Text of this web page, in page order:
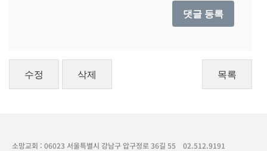
수정 삭제 목록
소망교회 : 06023 서울특별시 강남구 압구정로 36길 55 02.512.9191